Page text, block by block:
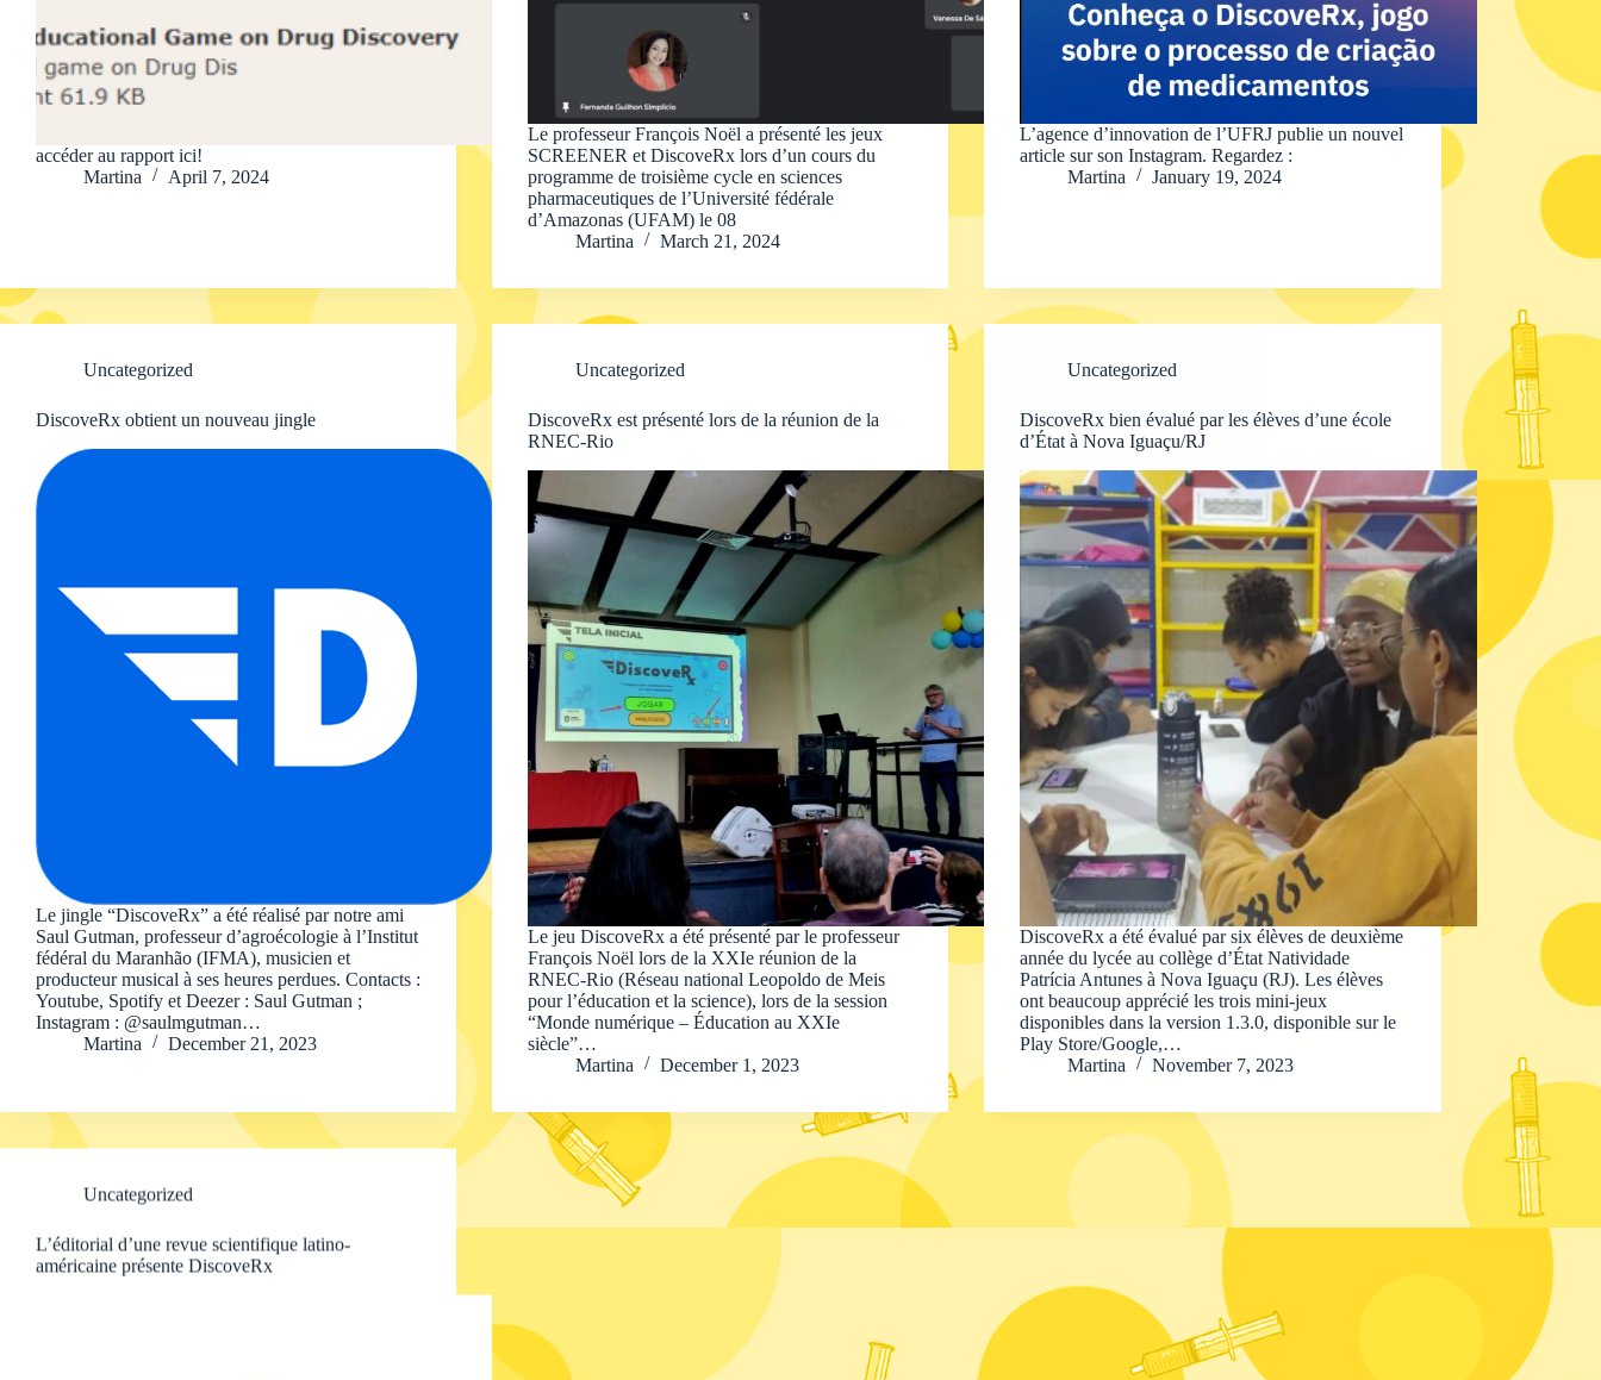
accéder au rapport ici!
Martina
April 7, 2024
Le professeur François Noël a présenté les jeux
SCREENER et DiscoveRx lors d’un cours du
programme de troisième cycle en sciences
pharmaceutiques de l’Université fédérale
d’Amazonas (UFAM) le 08
Martina
March 21, 2024
L’agence d’innovation de l’UFRJ publie un nouvel
article sur son Instagram. Regardez :
Martina
January 19, 2024
Uncategorized
DiscoveRx obtient un nouveau jingle
Le jingle “DiscoveRx” a été réalisé par notre ami
Saul Gutman, professeur d’agroécologie à l’Institut
fédéral du Maranhão (IFMA), musicien et
producteur musical à ses heures perdues. Contacts :
Youtube, Spotify et Deezer : Saul Gutman ;
Instagram : @saulmgutman…
Martina
December 21, 2023
Uncategorized
DiscoveRx est présenté lors de la réunion de la
RNEC-Rio
Le jeu DiscoveRx a été présenté par le professeur
François Noël lors de la XXIe réunion de la
RNEC-Rio (Réseau national Leopoldo de Meis
pour l’éducation et la science), lors de la session
“Monde numérique – Éducation au XXIe
siècle”…
Martina
December 1, 2023
Uncategorized
DiscoveRx bien évalué par les élèves d’une école
d’État à Nova Iguaçu/RJ
DiscoveRx a été évalué par six élèves de deuxième
année du lycée au collège d’État Natividade
Patrícia Antunes à Nova Iguaçu (RJ). Les élèves
ont beaucoup apprécié les trois mini-jeux
disponibles dans la version 1.3.0, disponible sur le
Play Store/Google,…
Martina
November 7, 2023
Uncategorized
L’éditorial d’une revue scientifique latino-
américaine présente DiscoveRx